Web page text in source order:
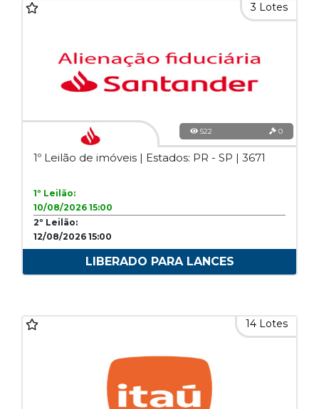
3 Lotes
522 0
1º Leilão de imóveis | Estados: PR - SP | 3671
1º Leilão:
10/08/2026 15:00
2º Leilão:
12/08/2026 15:00
LIBERADO PARA LANCES
14 Lotes